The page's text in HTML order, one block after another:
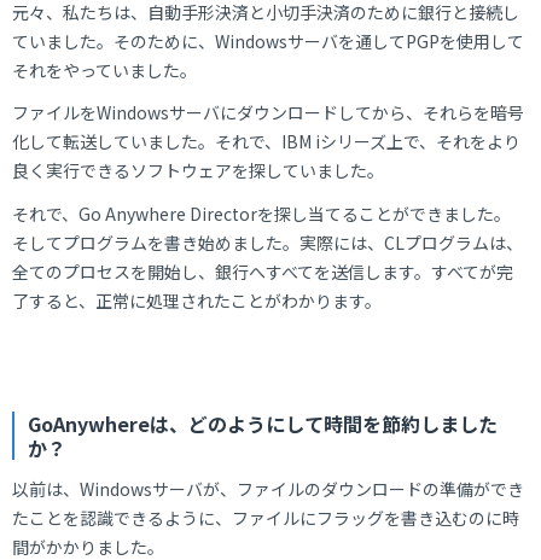
元々、私たちは、自動手形決済と小切手決済のために銀行と接続し
ていました。そのために、Windowsサーバを通してPGPを使用して
それをやっていました。
ファイルをWindowsサーバにダウンロードしてから、それらを暗号
化して転送していました。それで、IBM iシリーズ上で、それをより
良く実行できるソフトウェアを探していました。
それで、Go Anywhere Directorを探し当てることができました。
そしてプログラムを書き始めました。実際には、CLプログラムは、
全てのプロセスを開始し、銀行へすべてを送信します。すべてが完
了すると、正常に処理されたことがわかります。
GoAnywhereは、どのようにして時間を節約しました
か？
以前は、Windowsサーバが、ファイルのダウンロードの準備ができ
たことを認識できるように、ファイルにフラッグを書き込むのに時
間がかかりました。